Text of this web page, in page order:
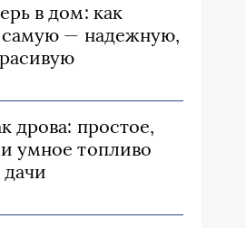
в дом: как
самую — надежную,
дрова: простое,
умное топливо